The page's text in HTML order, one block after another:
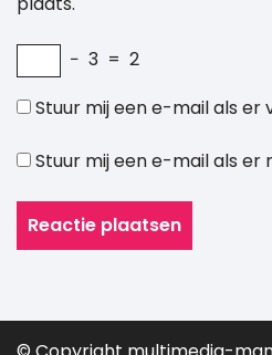
− 3 = 2
Stuur mij een e-mail als er
Stuur mij een e-mail als er